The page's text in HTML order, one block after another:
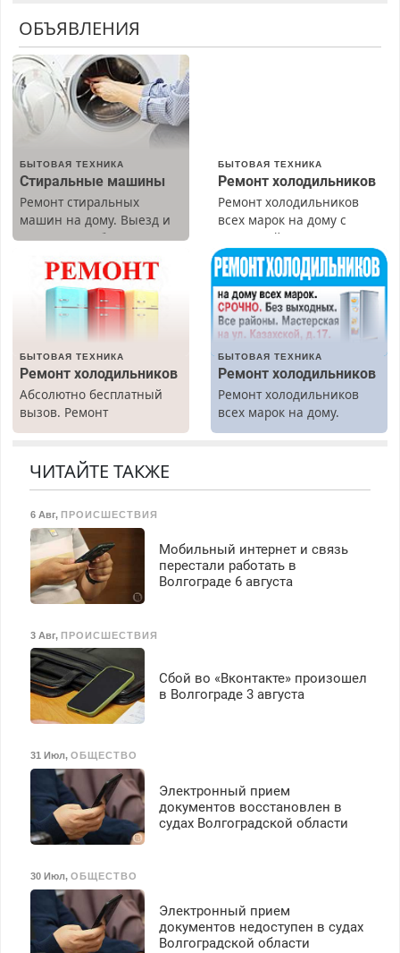
ОБЪЯВЛЕНИЯ
БЫТОВАЯ ТЕХНИКА
Стиральные машины
Ремонт стиральных
машин на дому. Выезд и
диагностика бесплатно.
БЫТОВАЯ ТЕХНИКА
Ремонт холодильников
Ремонт холодильников
всех марок на дому с
гарантией. Замена
резины. Качественно.
Недорого. Без выходных.
Все районы. Скидка.
Вызов бесплатный.
БЫТОВАЯ ТЕХНИКА
Ремонт холодильников
Абсолютно бесплатный
вызов. Ремонт
холодильников всех
гарантией. Все р-ны.
40%. Мастер со стажем.
БЫТОВАЯ ТЕХНИКА
Ремонт холодильников
Ремонт холодильников
всех марок на дому.
ЧИТАЙТЕ ТАКЖЕ
6 Авг, ПРОИСШЕСТВИЯ
Мобильный интернет и связь
перестали работать в
Волгограде 6 августа
3 Авг, ПРОИСШЕСТВИЯ
Сбой во «Вконтакте» произошел
в Волгограде 3 августа
31 Июл, ОБЩЕСТВО
Электронный прием
документов восстановлен в
судах Волгоградской области
30 Июл, ОБЩЕСТВО
Электронный прием
документов недоступен в судах
Волгоградской области